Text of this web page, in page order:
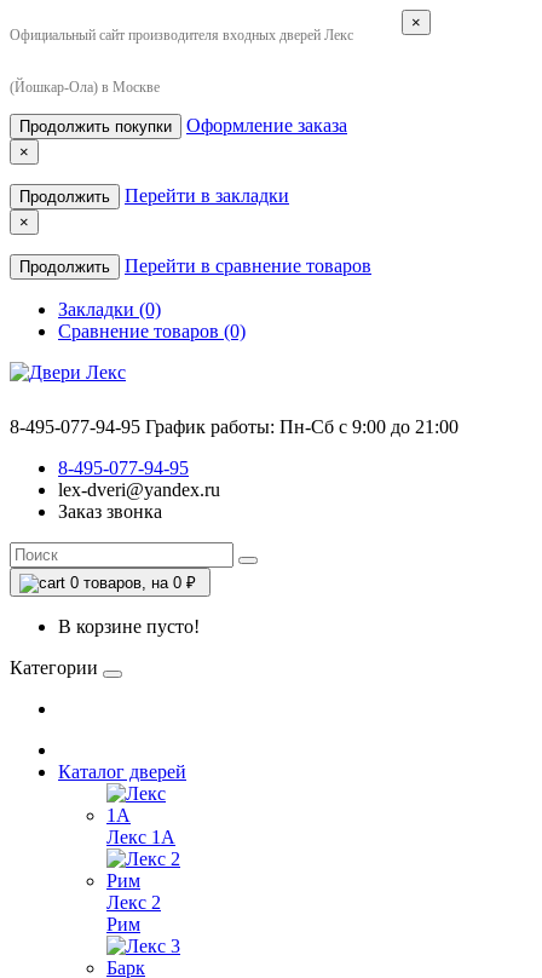
Официальный сайт производителя входных дверей Лекс
(Йошкар-Ола) в Москве
×
Продолжить покупки Оформление заказа
×
Продолжить Перейти в закладки
×
Продолжить Перейти в сравнение товаров
Закладки (0)
Сравнение товаров (0)
8-495-077-94-95 График работы: Пн-Сб с 9:00 до 21:00
8-495-077-94-95
lex-dveri@yandex.ru
Заказ звонка
0 товаров, на 0 ₽
В корзине пусто!
Категории
Каталог дверей
Лекс 1А
Лекс 2
Рим